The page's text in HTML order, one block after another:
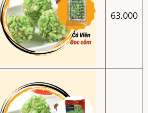
63.000